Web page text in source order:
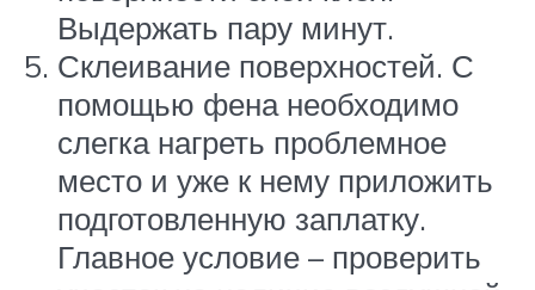
Выдержать пару минут.
Склеивание поверхностей. С
помощью фена необходимо
слегка нагреть проблемное
место и уже к нему приложить
подготовленную заплатку.
Главное условие – проверить